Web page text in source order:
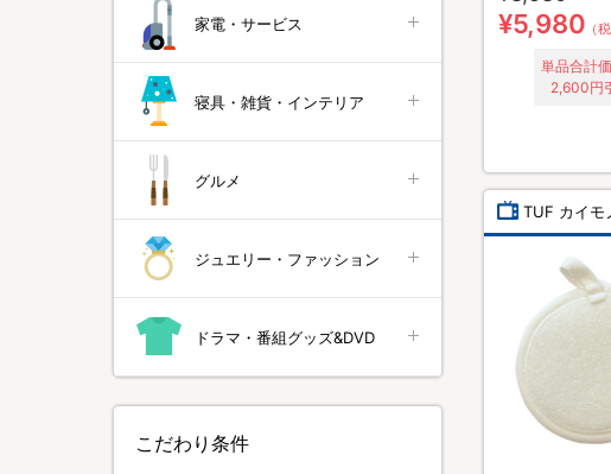
¥5,980 （
単品合計
2,600円
TUF カイモ
家電・サービス
寝具・雑貨・インテリア
グルメ
ジュエリー・ファッション
ドラマ・番組グッズ&DVD
こだわり条件